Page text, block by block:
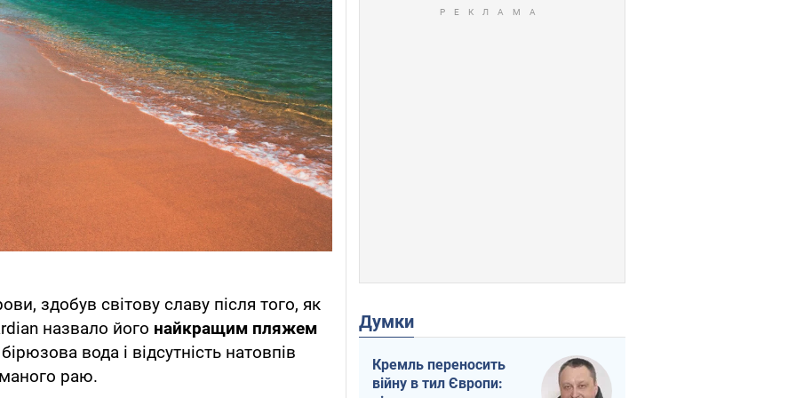
здобув світову славу після того, як
назвало його найкращим пляжем
вода і відсутність натовпів
раю.
Думки
Кремль переносить
війну в тил Європи: